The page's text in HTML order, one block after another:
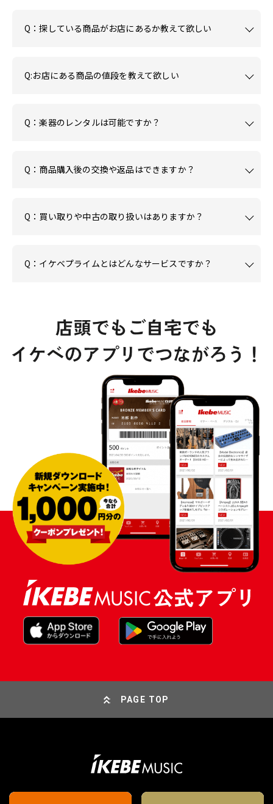
Q：探している商品がお店にあるか教えて欲しい
Q:お店にある商品の値段を教えて欲しい
Q：楽器のレンタルは可能ですか？
Q：商品購入後の交換や返品はできますか？
Q：買い取りや中古の取り扱いはありますか？
Q：イケベプライムとはどんなサービスですか？
PAGE TOP